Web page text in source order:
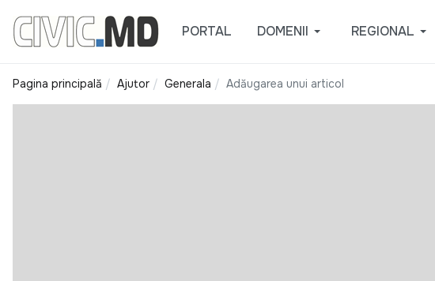
PORTAL DOMENII REGIONAL
Pagina principală Ajutor Generala Adăugarea unui articol